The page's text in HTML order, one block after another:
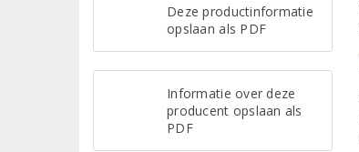
Deze productinformatie
opslaan als PDF
Informatie over deze
producent opslaan als
PDF